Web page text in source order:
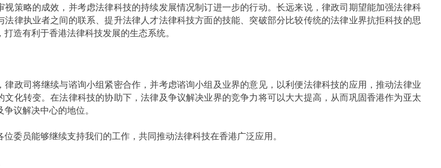
策略的成效，并考虑法律科技的持续发展情况制订进一步的行动。长远来说，律政司期望能加强法律科
法律执业者之间的联系、提升法律人才法律科技方面的技能、突破部分比较传统的法律业界抗拒科技的思
造有利于香港法律科技发展的生态系统。
政司将继续与谘询小组紧密合作，并考虑谘询小组及业界的意见，以利便法律科技的应用，推动法律业
文化转变。在法律科技的协助下，法律及争议解决业界的竞争力将可以大大提高，从而巩固香港作为亚太
议解决中心的地位。
员能够继续支持我们的工作，共同推动法律科技在香港广泛应用。